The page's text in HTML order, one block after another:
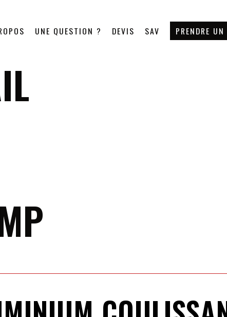
UNE QUESTION ? DEVIS SAV PRENDRE